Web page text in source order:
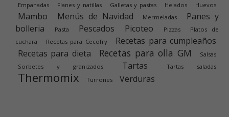
Empanadas Flanes y natillas Galletas y pastas Helados Huevos
Mambo Menús de Navidad Mermeladas
Panes y
bolleria
Pasta Pescados Picoteo Pizzas
Platos de
cuchara
Recetas para Cecofry
Recetas para cumpleaños
Recetas para dieta
Recetas para olla GM
Salsas
Sorbetes y granizados
Tartas Tartas saladas
Thermomix Turrones Verduras